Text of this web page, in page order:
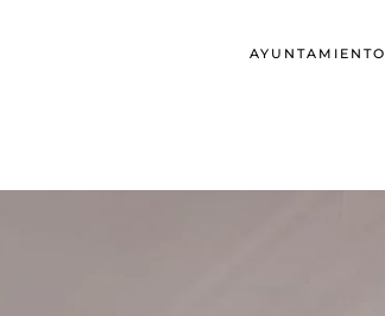
AYUNTAMIENTO